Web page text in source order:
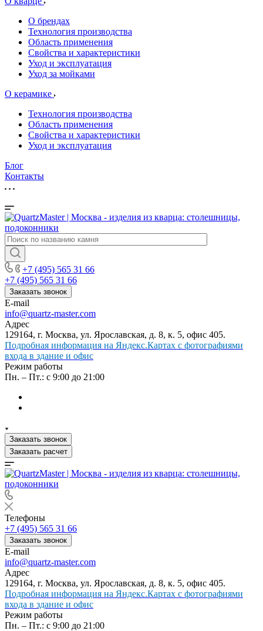
О брендах
Технология производства
Область применения
Свойства и характеристики
Уход и эксплуатация
Уход за мойками
О керамике
Технология производства
Область применения
Свойства и характеристики
Уход и эксплуатация
Блог
Контакты
+7 (495) 565 31 66
+7 (495) 565 31 66
Заказать звонок
E-mail
info@quartz-master.com
Адрес
129164, г. Москва, ул. Ярославская, д. 8, к. 5, офис 405.
Подробная информация на Яндекс.Картах с фотографиями
входа в здание и офис
Режим работы
Пн. – Пт.: с 9:00 до 21:00
Заказать звонок
Заказать расчет
Телефоны
+7 (495) 565 31 66
Заказать звонок
E-mail
info@quartz-master.com
Адрес
129164, г. Москва, ул. Ярославская, д. 8, к. 5, офис 405.
Подробная информация на Яндекс.Картах с фотографиями
входа в здание и офис
Режим работы
Пн. – Пт.: с 9:00 до 21:00